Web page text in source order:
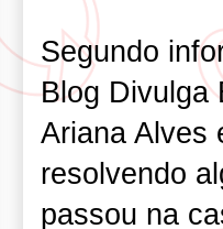
Segundo
Blog Divulga
Ariana Alves
resolvendo
passou na